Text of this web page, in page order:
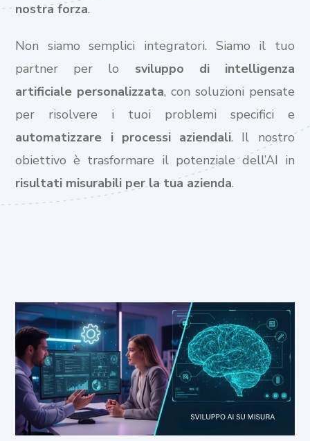
nostra forza.
Non siamo semplici integratori. Siamo il tuo
partner per lo sviluppo di intelligenza
artificiale personalizzata, con soluzioni pensate
per risolvere i tuoi problemi specifici e
automatizzare i processi aziendali. Il nostro
obiettivo è trasformare il potenziale dell’AI in
risultati misurabili per la tua azienda.